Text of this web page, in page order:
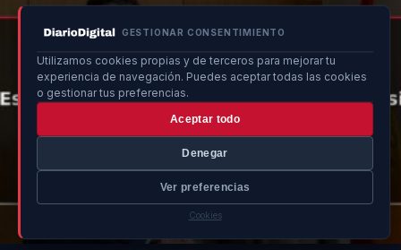
GESTIONAR CONSENTIMIENTO
Utilizamos cookies propias y de terceros para mejorar tu
experiencia de navegación. Puedes aceptar todas las cookies
o gestionar tus preferencias.
Aceptar todo
Denegar
Ver preferencias
Cookies